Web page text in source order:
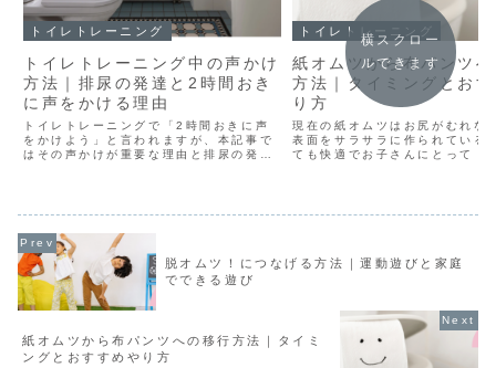
トイレトレーニング
トイレトレーニング中の声かけ
方法｜排尿の発達と2時間おき
に声をかける理由
トイレトレーニングで「2時間おきに声
をかけよう」と言われますが、本記事で
はその声かけが重要な理由と排尿の発達
トイレトレーニング
紙オムツから布パンツ
方法｜タイミングとお
り方
現在の紙オムツはお尻がむれな
表面をサラサラに作られている
ても快適でお子さんにとって「
横スクロー
ルできます
脱オムツ！につなげる方法｜運動遊びと家庭
でできる遊び
紙オムツから布パンツへの移行方法｜タイミ
ングとおすすめやり方